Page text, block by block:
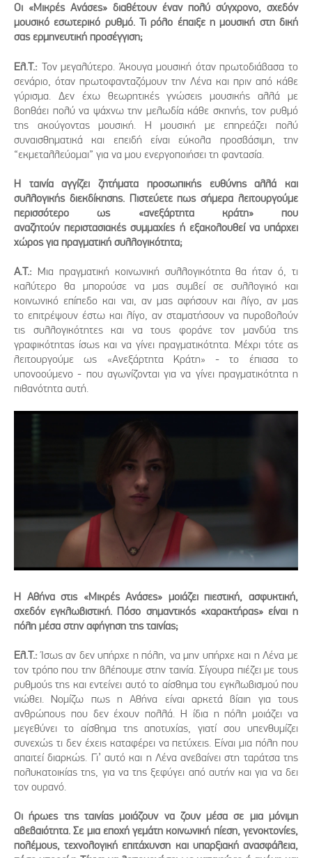
Οι «Μικρές Ανάσες» διαθέτουν έναν πολύ σύγχρονο, σχεδόν
μουσικό εσωτερικό ρυθμό. Τι ρόλο έπαιξε η μουσική στη δική
σας ερμηνευτική προσέγγιση;
Ελ.Τ.: Τον μεγαλύτερο. Άκουγα μουσική όταν πρωτοδιάβασα το
σενάριο, όταν πρωτοφανταζόμουν την Λένα και πριν από κάθε
γύρισμα. Δεν έχω θεωρητικές γνώσεις μουσικής αλλά με
βοηθάει πολύ να ψάχνω την μελωδία κάθε σκηνής, τον ρυθμό
της ακούγοντας μουσική. Η μουσική με επηρεάζει πολύ
συναισθηματικά και επειδή είναι εύκολα προσβάσιμη, την
“εκμεταλλεύομαι” για να μου ενεργοποιήσει τη φαντασία.
Η ταινία αγγίζει ζητήματα προσωπικής ευθύνης αλλά και
συλλογικής διεκδίκησης. Πιστεύετε πως σήμερα λειτουργούμε
περισσότερο ως «ανεξάρτητα κράτη» που
αναζητούν περιστασιακές συμμαχίες ή εξακολουθεί να υπάρχει
χώρος για πραγματική συλλογικότητα;
Α.Τ.: Μια πραγματική κοινωνική συλλογικότητα θα ήταν ό, τι
καλύτερο θα μπορούσε να μας συμβεί σε συλλογικό και
κοινωνικό επίπεδο και ναι, αν μας αφήσουν και λίγο, αν μας
το επιτρέψουν έστω και λίγο, αν σταματήσουν να πυροβολούν
τις συλλογικότητες και να τους φοράνε τον μανδύα της
γραφικότητας ίσως και να γίνει πραγματικότητα. Μέχρι τότε ας
λειτουργούμε ως «Ανεξάρτητα Κράτη» - το έπιασα το
υπονοούμενο - που αγωνίζονται για να γίνει πραγματικότητα η
πιθανότητα αυτή.
Η Αθήνα στις «Μικρές Ανάσες» μοιάζει πιεστική, ασφυκτική,
σχεδόν εγκλωβιστική. Πόσο σημαντικός «χαρακτήρας» είναι η
πόλη μέσα στην αφήγηση της ταινίας;
Ελ.Τ.:Ίσως αν δεν υπήρχε η πόλη, να μην υπήρχε και η Λένα με
τον τρόπο που την βλέπουμε στην ταινία. Σίγουρα πιέζει με τους
ρυθμούς της και εντείνει αυτό το αίσθημα του εγκλωβισμού που
νιώθει. Νομίζω πως η Αθήνα είναι αρκετά βίαιη για τους
ανθρώπους που δεν έχουν πολλά. Η ίδια η πόλη μοιάζει να
μεγεθύνει το αίσθημα της αποτυχίας, γιατί σου υπενθυμίζει
συνεχώς τι δεν έχεις καταφέρει να πετύχεις. Είναι μια πόλη που
απαιτεί διαρκώς. Γι’ αυτό και η Λένα ανεβαίνει στη ταράτσα της
πολυκατοικίας της, για να της ξεφύγει από αυτήν και για να δει
τον ουρανό.
Οι ήρωες της ταινίας μοιάζουν να ζουν μέσα σε μια μόνιμη
αβεβαιότητα. Σε μια εποχή γεμάτη κοινωνική πίεση, γενοκτονίες,
πολέμους, τεχνολογική επιτάχυνση και υπαρξιακή ανασφάλεια,